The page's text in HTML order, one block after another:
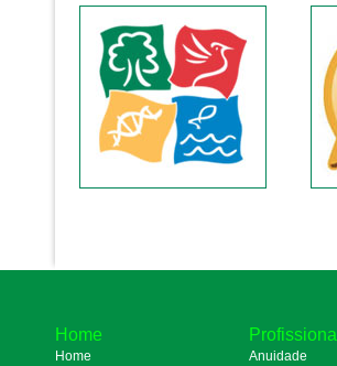
Home
Home
Profissional
Anuidade